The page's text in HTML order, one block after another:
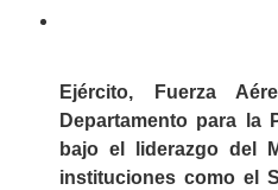
Ejército, Fuerza
Departamento para la
bajo el liderazgo del
instituciones como el